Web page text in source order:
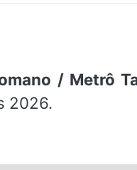
/ Metrô
2026.